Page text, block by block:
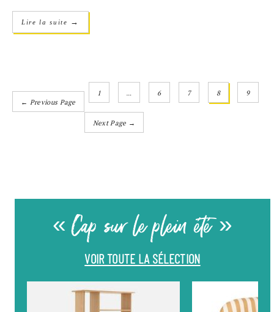
Lire la suite →
← Previous Page
1 6 7 8 9
Next Page →
« Cap sur le plein été »
VOIR TOUTE LA SÉLECTION